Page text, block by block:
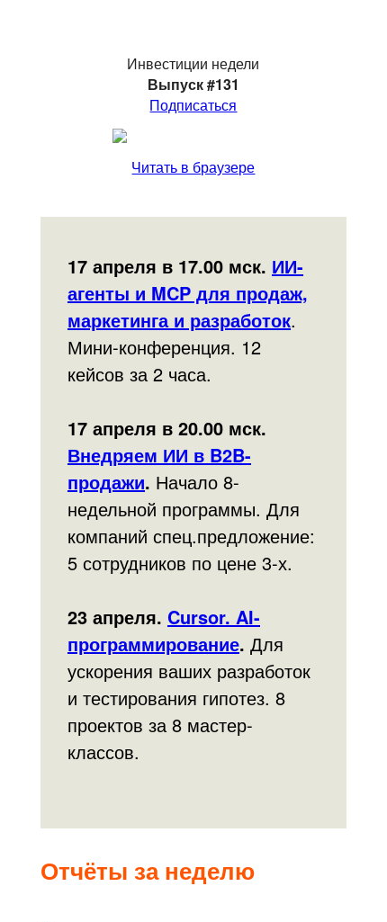
Инвестиции недели
Выпуск #131
Подписаться
Читать в браузере
17 апреля в 17.00 мск. ИИ-
агенты и MCP для продаж,
маркетинга и разработок.
Мини-конференция. 12
кейсов за 2 часа.
17 апреля в 20.00 мск.
Внедряем ИИ в B2B-
продажи. Начало 8-
недельной программы. Для
компаний спец.предложение:
5 сотрудников по цене 3-х.
23 апреля. Cursor. AI-
программирование. Для
ускорения ваших разработок
и тестирования гипотез. 8
проектов за 8 мастер-
классов.
Отчёты за неделю